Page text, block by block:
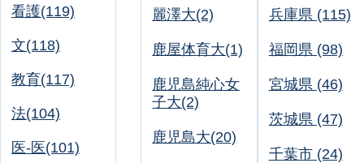
看護(119)
文(118)
教育(117)
法(104)
医-医(101)
麗澤大(2)
鹿屋体育大(1)
鹿児島純心女
子大(2)
鹿児島大(20)
兵庫県 (115)
福岡県 (98)
宮城県 (46)
茨城県 (47)
千葉市 (24)